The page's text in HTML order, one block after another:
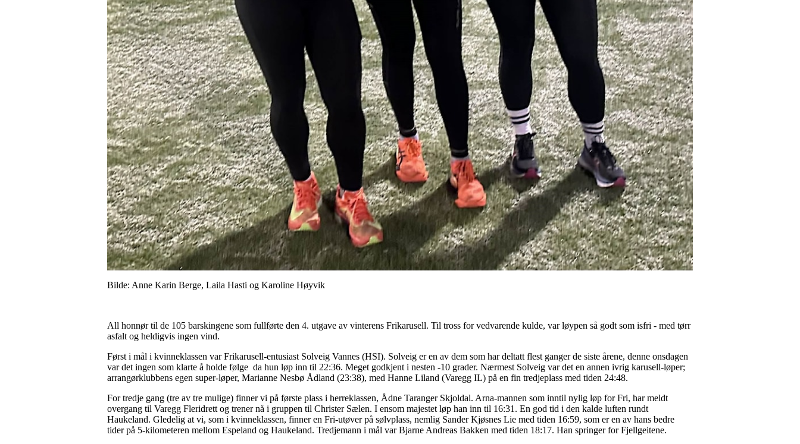
Bilde: Anne Karin Berge, Laila Hasti og Karoline Høyvik
All honnør til de 105 barskingene som fullførte den 4. utgave av vinterens Frikarusell. Til tross for vedvarende kulde, var løypen så godt som isfri - med tørr
asfalt og heldigvis ingen vind.
Først i mål i kvinneklassen var Frikarusell-entusiast Solveig Vannes (HSI). Solveig er en av dem som har deltatt flest ganger de siste årene, denne onsdagen
var det ingen som klarte å holde følge da hun løp inn til 22:36. Meget godkjent i nesten -10 grader. Nærmest Solveig var det en annen ivrig karusell-løper;
arrangørklubbens egen super-løper, Marianne Nesbø Ådland (23:38), med Hanne Liland (Varegg IL) på en fin tredjeplass med tiden 24:48.
For tredje gang (tre av tre mulige) finner vi på første plass i herreklassen, Ådne Taranger Skjoldal. Arna-mannen som inntil nylig løp for Fri, har meldt
overgang til Varegg Fleridrett og trener nå i gruppen til Christer Sælen. I ensom majestet løp han inn til 16:31. En god tid i den kalde luften rundt
Haukeland. Gledelig at vi, som i kvinneklassen, finner en Fri-utøver på sølvplass, nemlig Sander Kjøsnes Lie med tiden 16:59, som er en av hans bedre
tider på 5-kilometeren mellom Espeland og Haukeland. Tredjemann i mål var Bjarne Andreas Bakken med tiden 18:17. Han springer for Fjellgeitene.